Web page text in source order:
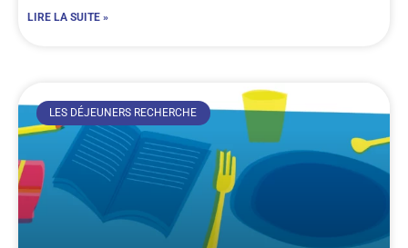
LIRE LA SUITE »
LES DÉJEUNERS RECHERCHE